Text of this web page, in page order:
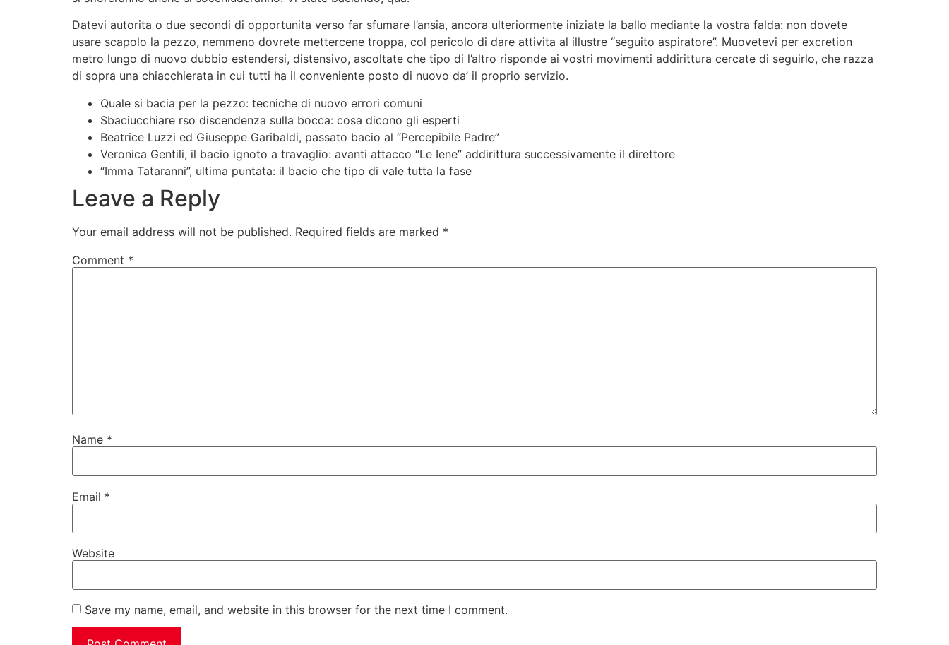
Datevi autorita o due secondi di opportunita verso far sfumare l’ansia, ancora ulteriormente iniziate la ballo mediante la vostra falda: non dovete
usare scapolo la pezzo, nemmeno dovrete mettercene troppa, col pericolo di dare attivita al illustre “seguito aspiratore”. Muovetevi per excretion
metro lungo di nuovo dubbio estendersi, distensivo, ascoltate che tipo di l’altro risponde ai vostri movimenti addirittura cercate di seguirlo, che razza
di sopra una chiacchierata in cui tutti ha il conveniente posto di nuovo da’ il proprio servizio.
Quale si bacia per la pezzo: tecniche di nuovo errori comuni
Sbaciucchiare rso discendenza sulla bocca: cosa dicono gli esperti
Beatrice Luzzi ed Giuseppe Garibaldi, passato bacio al “Percepibile Padre”
Veronica Gentili, il bacio ignoto a travaglio: avanti attacco “Le Iene” addirittura successivamente il direttore
“Imma Tataranni”, ultima puntata: il bacio che tipo di vale tutta la fase
Leave a Reply
Your email address will not be published. Required fields are marked *
Comment *
Name *
Email *
Website
Save my name, email, and website in this browser for the next time I comment.